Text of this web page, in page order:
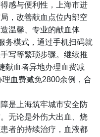
与便利性，上海市进
，改善献血点位内部空
温馨、专业的献血体
务模式，通过手机扫码就
写等繁琐步骤。继续推
献血者异地办理血费减
理血费减免2800余例，合
上海筑牢城市安全防
无论是外伤大出血、烧
者的持续治疗，血液都